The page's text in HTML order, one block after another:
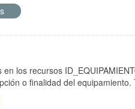
los recursos
o finalidad del equipamiento.